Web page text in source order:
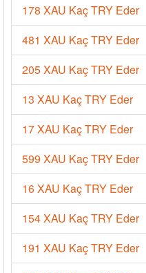
178 XAU Kaç TRY Eder
481 XAU Kaç TRY Eder
205 XAU Kaç TRY Eder
13 XAU Kaç TRY Eder
17 XAU Kaç TRY Eder
599 XAU Kaç TRY Eder
16 XAU Kaç TRY Eder
154 XAU Kaç TRY Eder
191 XAU Kaç TRY Eder